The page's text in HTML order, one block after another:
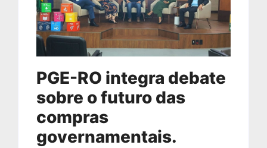
PGE-RO integra debate
sobre o futuro das
compras
governamentais.